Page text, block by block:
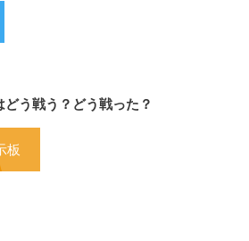
う戦う？どう戦った？
板